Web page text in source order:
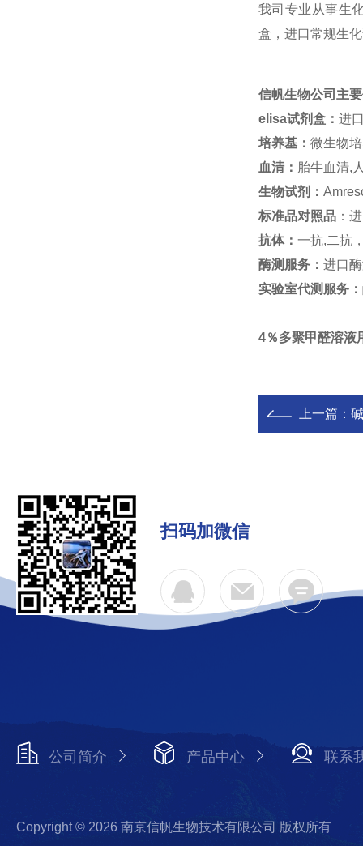
我司专业从事生
盒，进口常规生
信帆生物公司主
elisa试剂盒： 进
培养基： 微生物
血清： 胎牛血清,
生物试剂：
标准品对照品 ：
抗体： 一抗,二抗
酶测服务： 进口
实验室代测服务：
4％多聚甲醛溶液
上一篇：
扫码加微信
公司简介 产品中心 联系
Copyright © 2026 南京信帆生物技术有限公司 版权所有